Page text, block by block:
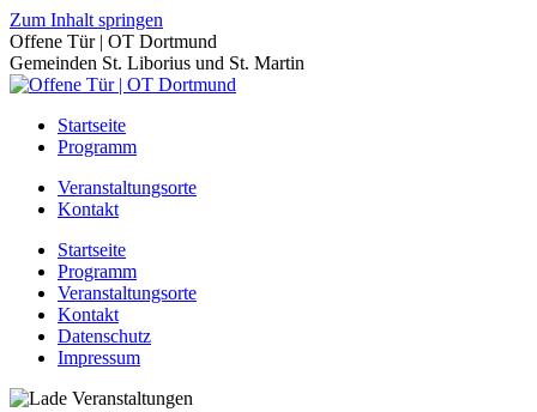
Zum Inhalt springen
Offene Tür | OT Dortmund
Gemeinden St. Liborius und St. Martin
Startseite
Programm
Veranstaltungsorte
Kontakt
Startseite
Programm
Veranstaltungsorte
Kontakt
Datenschutz
Impressum